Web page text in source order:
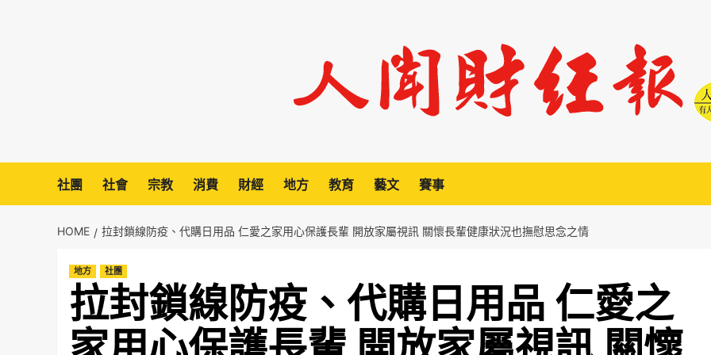
社團 社會 宗教 消費 財經 地方 教育 藝文 賽事
HOME 拉封鎖線防疫、代購日用品 仁愛之家用心保護長輩 開放家屬視訊 關懷長輩健康狀況也撫慰思念之情
地方 社團
拉封鎖線防疫、代購日用品 仁愛之